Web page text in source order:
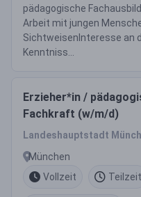
pädagogische
Arbeit mit jungen
SichtweisenInteresse an
Kenntniss...
Erzieher*in /
Fachkraft (w/m/d)
Landeshauptstadt
München
Vollzeit
Teilzeit